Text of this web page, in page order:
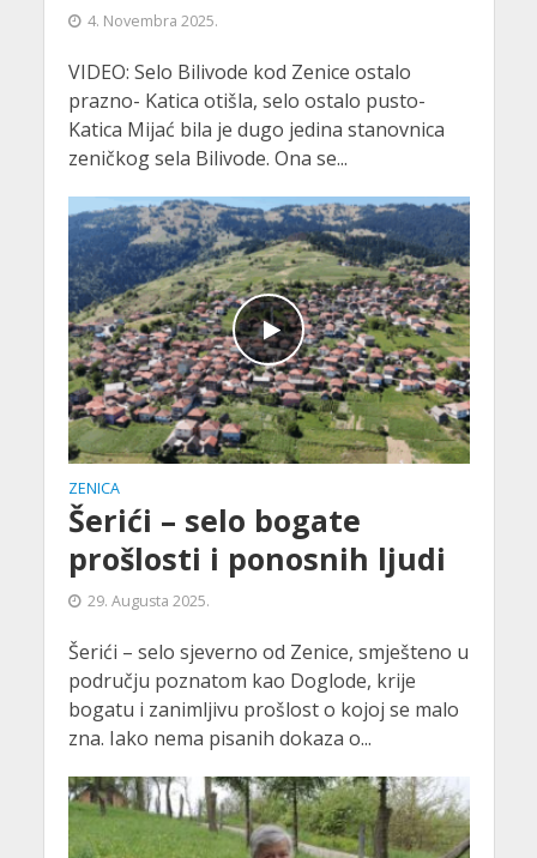
4. Novembra 2025.
VIDEO: Selo Bilivode kod Zenice ostalo
prazno- Katica otišla, selo ostalo pusto-
Katica Mijać bila je dugo jedina stanovnica
zeničkog sela Bilivode. Ona se...
ZENICA
Šerići – selo bogate
prošlosti i ponosnih ljudi
29. Augusta 2025.
Šerići – selo sjeverno od Zenice, smješteno u
području poznatom kao Doglode, krije
bogatu i zanimljivu prošlost o kojoj se malo
zna. Iako nema pisanih dokaza o...